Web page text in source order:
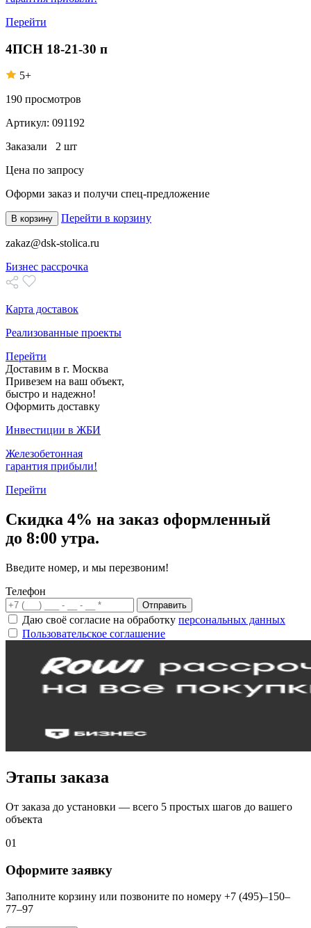
Перейти
4ПСН 18-21-30 п
5+
190 просмотров
Артикул: 091192
Заказали 2 шт
Цена по запросу
Оформи заказ и получи спец-предложение
В корзину Перейти в корзину
zakaz@dsk-stolica.ru
Бизнес рассрочка
Карта доставок
Реализованные проекты
Перейти
Доставим в г. Москва
Привезем на ваш объект,
быстро и надежно!
Оформить доставку
Инвестиции в ЖБИ
Железобетонная
гарантия прибыли!
Перейти
Скидка 4% на заказ оформленный
до 8:00 утра.
Введите номер, и мы перезвоним!
Телефон
Отправить
Даю своё согласие на обработку персональных данных
Пользовательское соглашение
Этапы заказа
От заказа до установки — всего 5 простых шагов до вашего
объекта
01
Оформите заявку
Заполните корзину или позвоните по номеру +7 (495)–150–
77–97